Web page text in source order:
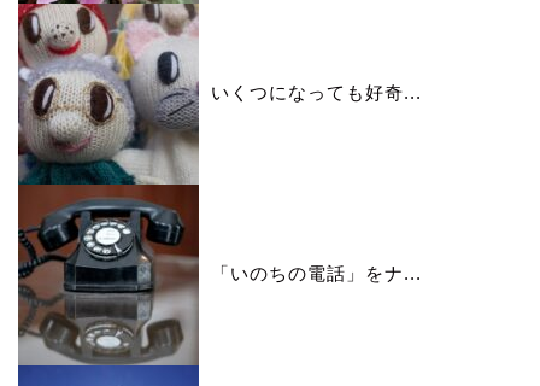
いくつになっても好奇...
「いのちの電話」をナ...